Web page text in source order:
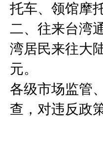
托车、领馆摩
二、往来台湾
湾居民来往大
元。
各级市场监管
查，对违反政